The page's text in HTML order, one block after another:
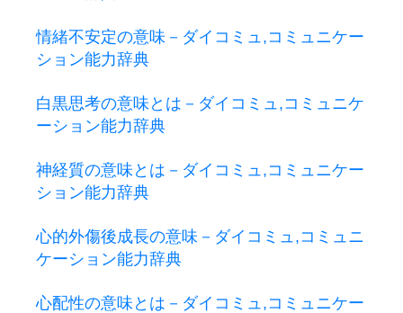
情緒不安定の意味－ダイコミュ,コミュニケー
ション能力辞典
白黒思考の意味とは－ダイコミュ,コミュニケ
ーション能力辞典
神経質の意味とは－ダイコミュ,コミュニケー
ション能力辞典
心的外傷後成長の意味－ダイコミュ,コミュニ
ケーション能力辞典
心配性の意味とは－ダイコミュ,コミュニケー